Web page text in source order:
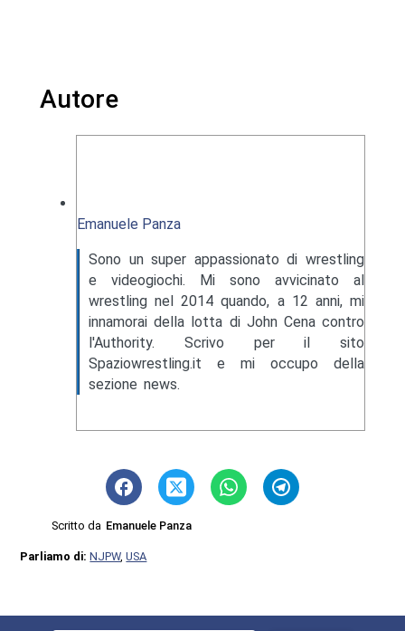
Autore
Emanuele Panza
Sono un super appassionato di wrestling
e videogiochi. Mi sono avvicinato al
wrestling nel 2014 quando, a 12 anni, mi
innamorai della lotta di John Cena contro
l'Authority. Scrivo per il sito
Spaziowrestling.it e mi occupo della
sezione news.
Scritto da Emanuele Panza
Parliamo di:NJPW,USA